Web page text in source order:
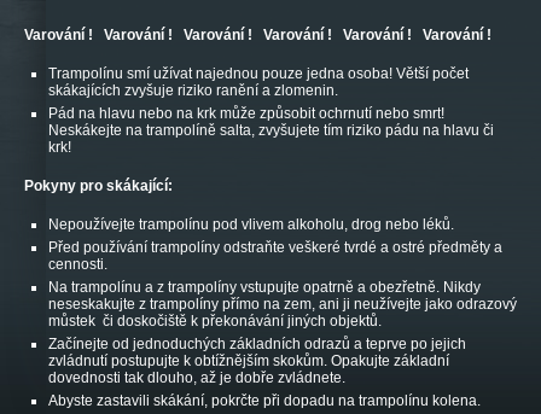
Varování ! Varování ! Varování ! Varování ! Varování ! Varování !
Trampolínu smí užívat najednou pouze jedna osoba! Větší počet
skákajících zvyšuje riziko ranění a zlomenin.
Pád na hlavu nebo na krk může způsobit ochrnutí nebo smrt!
Neskákejte na trampolíně salta, zvyšujete tím riziko pádu na hlavu či
krk!
Pokyny pro skákající:
Nepoužívejte trampolínu pod vlivem alkoholu, drog nebo léků.
Před používání trampolíny odstraňte veškeré tvrdé a ostré předměty a
cennosti.
Na trampolínu a z trampolíny vstupujte opatrně a obezřetně. Nikdy
neseskakujte z trampolíny přímo na zem, ani ji neužívejte jako odrazový
můstek či doskočiště k překonávání jiných objektů.
Začínejte od jednoduchých základních odrazů a teprve po jejich
zvládnutí postupujte k obtížnějším skokům. Opakujte základní
dovednosti tak dlouho, až je dobře zvládnete.
Abyste zastavili skákání, pokrčte při dopadu na trampolínu kolena.